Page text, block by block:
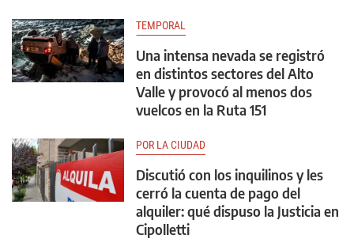
TEMPORAL
Una intensa nevada se registró
en distintos sectores del Alto
Valle y provocó al menos dos
vuelcos en la Ruta 151
POR LA CIUDAD
Discutió con los inquilinos y les
cerró la cuenta de pago del
alquiler: qué dispuso la Justicia en
Cipolletti